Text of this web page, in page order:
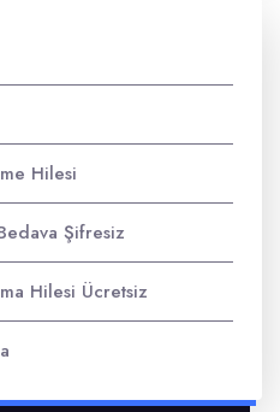
Hilesi
Şifresiz
Hilesi Ücretsiz